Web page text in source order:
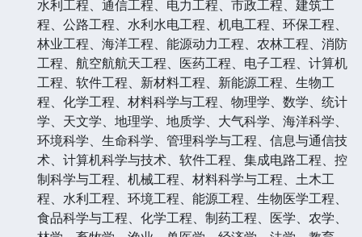
水利工程、通信工程、电力工程、市政工程、建筑工
程、公路工程、水利水电工程、机电工程、环保工程、
林业工程、海洋工程、能源动力工程、农林工程、消防
工程、航空航航天工程、医药工程、电子工程、计算机
工程、软件工程、新材料工程、新能源工程、生物工
程、化学工程、材料科学与工程、物理学、数学、统计
学、天文学、地理学、地质学、大气科学、海洋科学、
环境科学、生命科学、管理科学与工程、信息与通信技
术、计算机科学与技术、软件工程、集成电路工程、控
制科学与工程、机械工程、材料科学与工程、土木工
程、水利工程、环境工程、能源工程、生物医学工程、
食品科学与工程、化学工程、制药工程、医学、农学、